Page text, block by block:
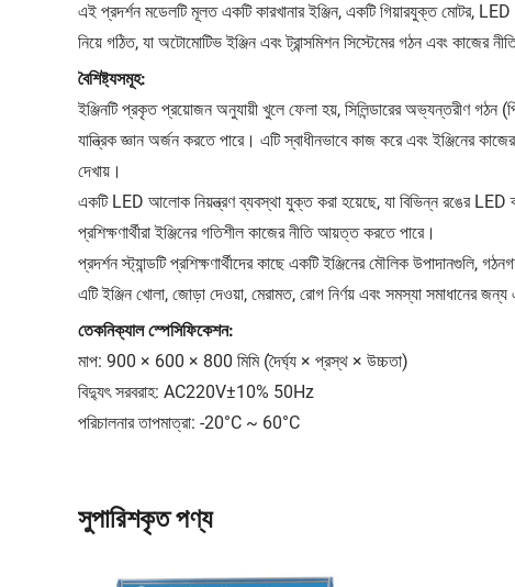
এই প্রদর্শন মডেলটি মূলত একটি কারখানার ইঞ্জিন, একটি গিয়ারযুক্ত মোটর,
নিয়ে গঠিত, যা অটোমোটিভ ইঞ্জিন এবং ট্রান্সমিশন সিস্টেমের গঠন এবং কাজের
বৈশিষ্ট্যসমূহ:
ইঞ্জিনটি প্রকৃত প্রয়োজন অনুযায়ী খুলে ফেলা হয়, সিলিন্ডারের অভ্যন্তরীণ গঠন
যান্ত্রিক জ্ঞান অর্জন করতে পারে। এটি স্বাধীনভাবে কাজ করে এবং ইঞ্জিনের
দেখায়।
একটি LED আলোক নিয়ন্ত্রণ ব্যবস্থা যুক্ত করা হয়েছে, যা বিভিন্ন রঙের LED
প্রশিক্ষণার্থীরা ইঞ্জিনের গতিশীল কাজের নীতি আয়ত্ত করতে পারে।
প্রদর্শন স্ট্যান্ডটি প্রশিক্ষণার্থীদের কাছে একটি ইঞ্জিনের মৌলিক উপাদানগুলি,
এটি ইঞ্জিন খোলা, জোড়া দেওয়া, মেরামত, রোগ নির্ণয় এবং সমস্যা সমাধানের জন্য
তেকনিক্যাল স্পেসিফিকেশন:
মাপ: 900 × 600 × 800 মিমি (দৈর্ঘ্য × প্রস্থ × উচ্চতা)
বিদ্যুৎ সরবরাহ: AC220V±10% 50Hz
পরিচালনার তাপমাত্রা: -20°C ~ 60°C
সুপারিশকৃত পণ্য